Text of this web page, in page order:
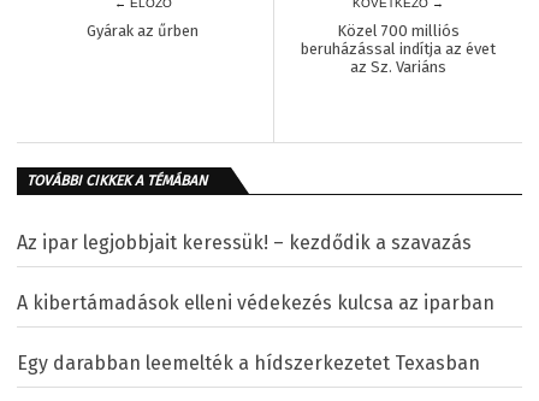
← ELŐZŐ
Gyárak az űrben
KÖVETKEZŐ →
Közel 700 milliós
beruházással indítja az évet
az Sz. Variáns
TOVÁBBI CIKKEK A TÉMÁBAN
Az ipar legjobbjait keressük! – kezdődik a szavazás
A kibertámadások elleni védekezés kulcsa az iparban
Egy darabban leemelték a hídszerkezetet Texasban